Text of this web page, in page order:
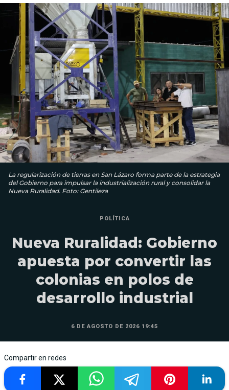
La regularización de tierras en San Lázaro forma parte de la estrategia
del Gobierno para impulsar la industrialización rural y consolidar la
Nueva Ruralidad. Foto: Gentileza
POLÍTICA
Nueva Ruralidad: Gobierno
apuesta por convertir las
colonias en polos de
desarrollo industrial
6 DE AGOSTO DE 2026 19:45
Compartir en redes